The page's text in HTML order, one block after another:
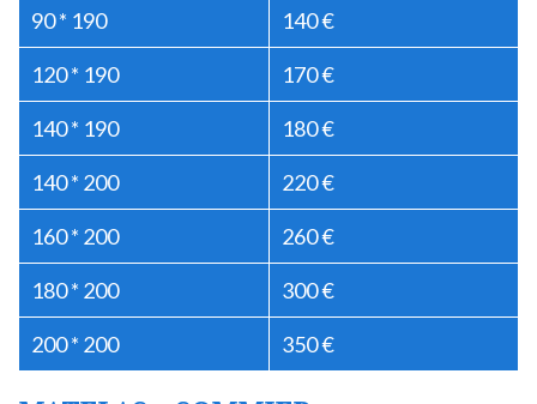
90 * 190 140 €
120 * 190 170 €
140 * 190 180 €
140 * 200 220 €
160 * 200 260 €
180 * 200 300 €
200 * 200 350 €